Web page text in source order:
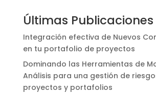
Últimas Publicaciones
Integración efectiva de Nuevos
en tu portafolio de proyectos
Dominando las Herramientas de
Análisis para una gestión de
proyectos y portafolios